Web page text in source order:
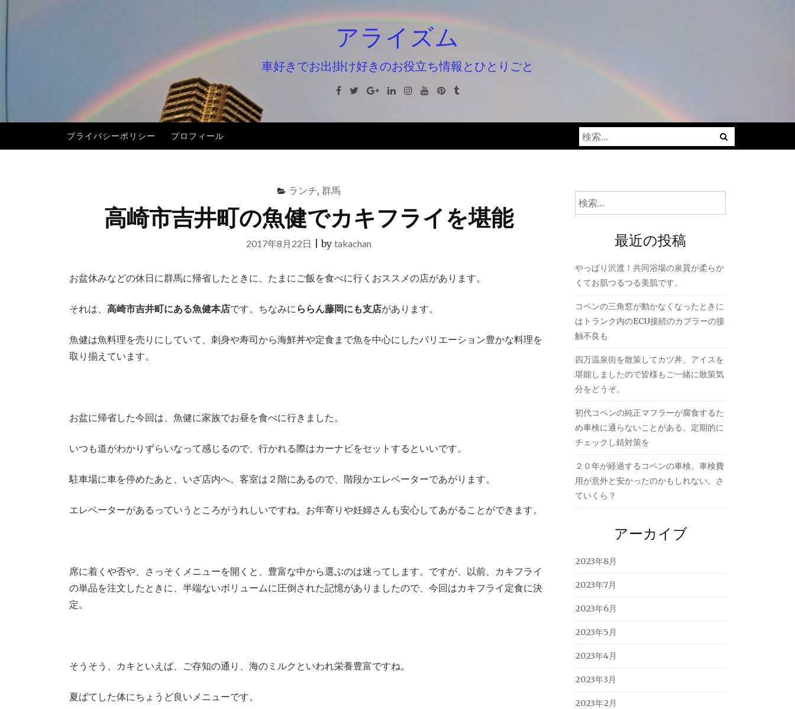
キ
アライズム
車好きでお出掛け好きのお役立ち情報とひとりごと
Facebook
TwitterGoogle+LinkedinInstagramYoutubePinterest
Tumblr
プライバシーポリシー プロフィール
検
索:
ランチ, 群馬
高崎市吉井町の魚健でカキフライを堪能
2017年8月22日 |by takachan
お盆休みなどの休日に群馬に帰省したときに、たまにご飯を食べに行くおススメの店があります。
それは、 高崎市吉井町にある魚健本店です。ちなみにららん藤岡にも支店があります。
魚健は魚料理を売りにしていて、刺身や寿司から海鮮丼や定食まで魚を中心にしたバリエーション豊かな料理を
取り揃えています。
お盆に帰省した今回は、魚健に家族でお昼を食べに行きました。
いつも道がわかりずらいなって感じるので、行かれる際はカーナビをセットするといいです。
駐車場に車を停めたあと、いざ店内へ。客室は２階にあるので、階段かエレベーターであがります。
エレベーターがあるっていうところがうれしいですね。お年寄りや妊婦さんも安心してあがることができます。
席に着くや否や、さっそくメニューを開くと、豊富な中から選ぶのは迷ってします。ですが、以前、カキフライ
の単品を注文したときに、半端ないボリュームに圧倒された記憶がありましたので、今回はカキフライ定食に決
定。
そうそう、カキといえば、ご存知の通り、海のミルクといわれ栄養豊富ですね。
夏ばてした体にちょうど良いメニューです。
検
索:
最近の投稿
やっぱり沢渡！共同浴場の泉質が柔らか
くてお肌つるつる美肌です。
コペンの三角窓が動かなくなったときに
はトランク内のECU接続のカプラーの接
触不良も
四万温泉街を散策してカツ丼、アイスを
堪能しましたので皆様もご一緒に散策気
分をどうぞ。
初代コペンの純正マフラーが腐食するた
め車検に通らないことがある。定期的に
チェックし錆対策を
２０年が経過するコペンの車検。車検費
用が意外と安かったのかもしれない。さ
ていくら？
アーカイブ
2023年8月
2023年7月
2023年6月
2023年5月
2023年4月
2023年3月
2023年2月